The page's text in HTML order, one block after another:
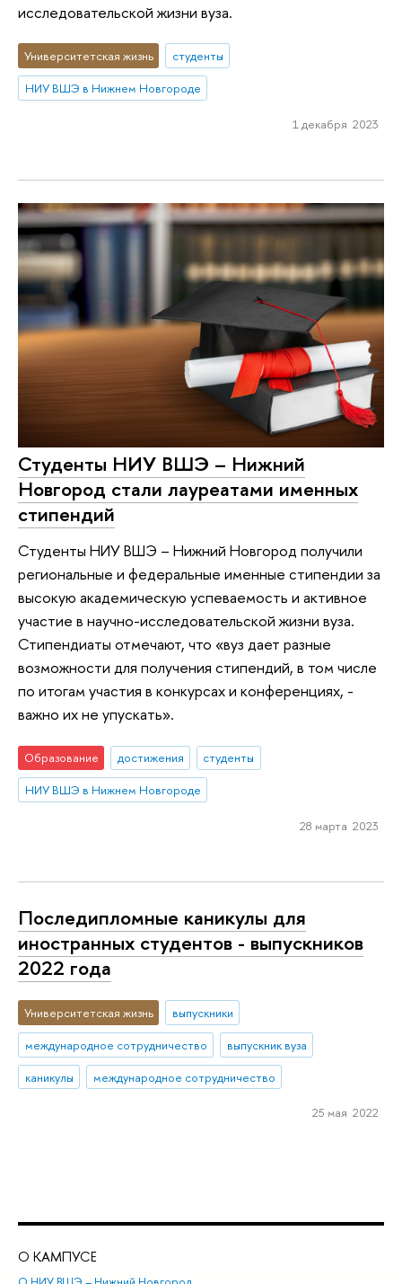
исследовательской жизни вуза.
Университетская жизнь
студенты
НИУ ВШЭ в Нижнем Новгороде
1 декабря 2023
Студенты НИУ ВШЭ – Нижний
Новгород стали лауреатами именных
стипендий
Студенты НИУ ВШЭ – Нижний Новгород получили
региональные и федеральные именные стипендии за
высокую академическую успеваемость и активное
участие в научно-исследовательской жизни вуза.
Стипендиаты отмечают, что «вуз дает разные
возможности для получения стипендий, в том числе
по итогам участия в конкурсах и конференциях, -
важно их не упускать».
Образование достижения
студенты
НИУ ВШЭ в Нижнем Новгороде
28 марта 2023
Последипломные каникулы для
иностранных студентов - выпускников
2022 года
Университетская жизнь
выпускники
международное сотрудничество
выпускник вуза
каникулы
международное сотрудничество
25 мая 2022
О КАМПУСЕ